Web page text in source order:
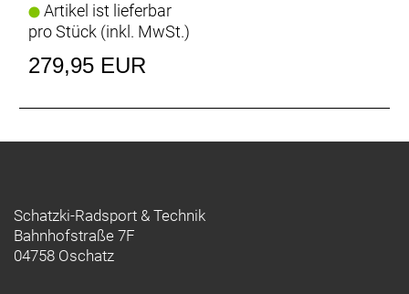
Artikel ist lieferbar
pro Stück (inkl. MwSt.)
279,95 EUR
Schatzki-Radsport & Technik
Bahnhofstraße 7F
04758 Oschatz